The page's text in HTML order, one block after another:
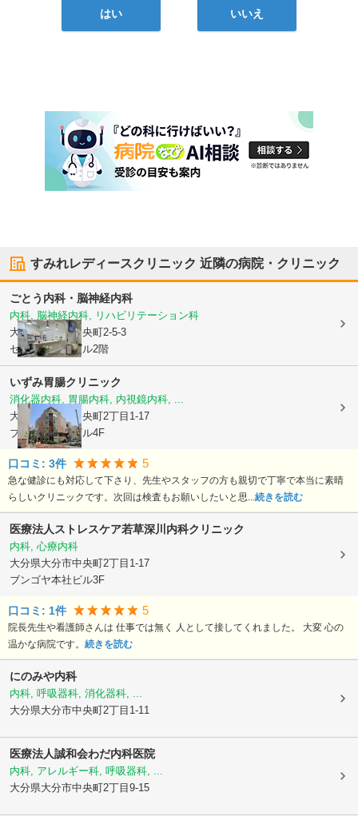
はい いいえ
すみれレディースクリニック 近隣の病院・クリニック
ごとう内科・脳神経内科
内科, 脳神経内科, リハビリテーション科
大分県大分市中央町2-5-3
セントポルタビル2階
いずみ胃腸クリニック
消化器内科, 胃腸内科, 内視鏡内科, ...
大分県大分市
中央町2丁目1-17
ブンゴヤ本社ビル4F
口コミ: 3件 5
急な健診にも対応して下さり、先生やスタッフの方も親切で丁寧で本当に素晴
らしいクリニックです。次回は検査もお願いしたいと思...続きを読む
医療法人ストレスケア若草深川内科クリニック
内科, 心療内科
大分県大分市中央町2丁目1-17
ブンゴヤ本社ビル3F
口コミ: 1件 5
院長先生や看護師さんは 仕事では無く 人として接してくれました。 大変 心の
温かな病院です。 続きを読む
にのみや内科
内科, 呼吸器科, 消化器科, ...
大分県大分市中央町2丁目1-11
医療法人誠和会わだ内科医院
内科, アレルギー科, 呼吸器科, ...
大分県大分市中央町2丁目9-15